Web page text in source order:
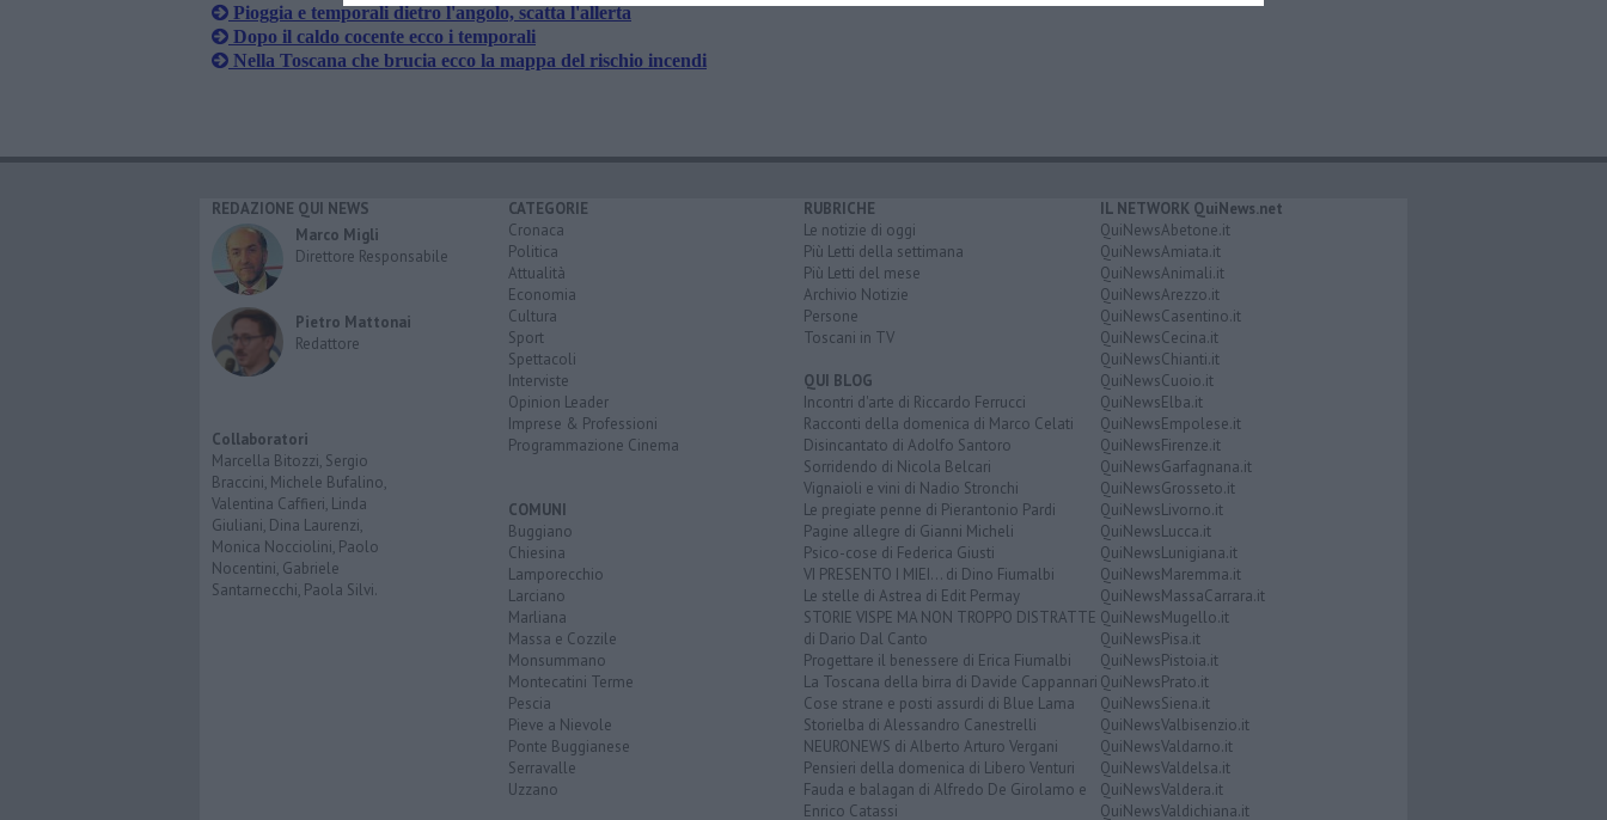
Pioggia e temporali dietro l'angolo, scatta l'allerta
Dopo il caldo cocente ecco i temporali
Nella Toscana che brucia ecco la mappa del rischio incendi
REDAZIONE QUI NEWS
Marco Migli
Direttore Responsabile
Pietro Mattonai
Redattore
Collaboratori
Marcella Bitozzi, Sergio
Braccini, Michele Bufalino,
Valentina Caffieri, Linda
Giuliani, Dina Laurenzi,
Monica Nocciolini, Paolo
Nocentini, Gabriele
Santarnecchi, Paola Silvi.
CATEGORIE
Cronaca
Politica
Attualità
Economia
Cultura
Sport
Spettacoli
Interviste
Opinion Leader
Imprese & Professioni
Programmazione Cinema
COMUNI
Buggiano
Chiesina
Lamporecchio
Larciano
Marliana
Massa e Cozzile
Monsummano
Montecatini Terme
Pescia
Pieve a Nievole
Ponte Buggianese
Serravalle
Uzzano
RUBRICHE
Le notizie di oggi
Più Letti della settimana
Più Letti del mese
Archivio Notizie
Persone
Toscani in TV
QUI BLOG
Incontri d'arte di Riccardo Ferrucci
Racconti della domenica di Marco Celati
Disincantato di Adolfo Santoro
Sorridendo di Nicola Belcari
Vignaioli e vini di Nadio Stronchi
Le pregiate penne di Pierantonio Pardi
Pagine allegre di Gianni Micheli
Psico-cose di Federica Giusti
VI PRESENTO I MIEI... di Dino Fiumalbi
Le stelle di Astrea di Edit Permay
STORIE VISPE MA NON TROPPO DISTRATTE
di Dario Dal Canto
Progettare il benessere di Erica Fiumalbi
La Toscana della birra di Davide Cappannari
Cose strane e posti assurdi di Blue Lama
Storielba di Alessandro Canestrelli
NEURONEWS di Alberto Arturo Vergani
Pensieri della domenica di Libero Venturi
Fauda e balagan di Alfredo De Girolamo e
Enrico Catassi
IL NETWORK QuiNews.net
QuiNewsAbetone.it
QuiNewsAmiata.it
QuiNewsAnimali.it
QuiNewsArezzo.it
QuiNewsCasentino.it
QuiNewsCecina.it
QuiNewsChianti.it
QuiNewsCuoio.it
QuiNewsElba.it
QuiNewsEmpolese.it
QuiNewsFirenze.it
QuiNewsGarfagnana.it
QuiNewsGrosseto.it
QuiNewsLivorno.it
QuiNewsLucca.it
QuiNewsLunigiana.it
QuiNewsMaremma.it
QuiNewsMassaCarrara.it
QuiNewsMugello.it
QuiNewsPisa.it
QuiNewsPistoia.it
QuiNewsPrato.it
QuiNewsSiena.it
QuiNewsValbisenzio.it
QuiNewsValdarno.it
QuiNewsValdelsa.it
QuiNewsValdera.it
QuiNewsValdichiana.it